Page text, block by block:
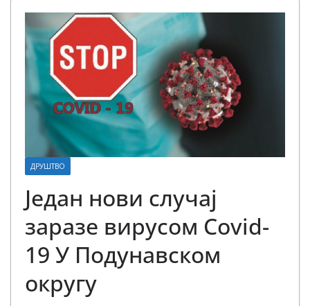
ДРУШТВО
Један нови случај
заразе вирусом Covid-
19 У Подунавском
округу